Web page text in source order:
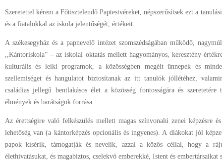
Szeretettel kérem a Főtisztelendő Paptestvéreket, népszerűsítsek ezt a
és a fiatalokkal az iskola jelentőségét, értékeit.
A székesegyház és a papnevelő intézet szomszédságában működő,
,,Kántoriskola” – az iskolai oktatás mellett hagyományos, keresztény
kulturális és lelki programok, a közösségben megélt ünnepek és
szellemiséget és hangulatot biztosítanak az itt tanulók jóllétéhez,
családias jellegű bentlakásos élet a közösség fontosságára és
élmények és barátságok forrása.
Az érettségire való felkészülés mellett magas színvonalú zenei képzésre
lehetőség van (a kántorképzés opcionális és ingyenes). A diákokat jól
papok kísérik, támogatják és nevelik, azzal a közös céllal, hogy a
élethivatásukat, és magabiztos, cselekvő emberekké, Istent és